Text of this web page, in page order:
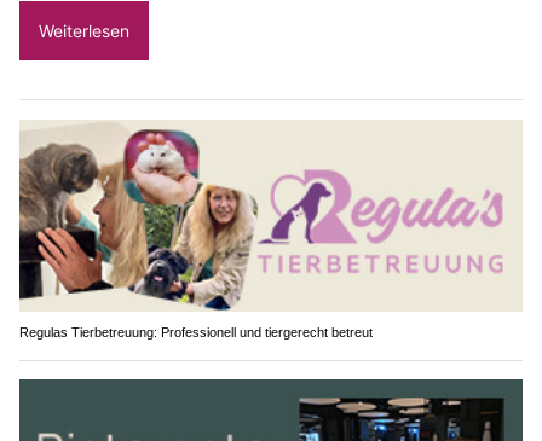
Weiterlesen
Regulas Tierbetreuung: Professionell und tiergerecht betreut